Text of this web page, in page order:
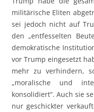
militärische Eliten
sei jedoch nicht auf
den „entfesselten
demokratische
vor Trump eingesetzt
mehr zu verhindern,
„moralische und
konsolidiert“. Auch sie
nur geschickter